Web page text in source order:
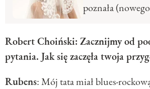
poznała
Robert Choiński: Zacznijmy od
pytania. Jak się zaczęła twoja
Rubens: Mój tata miał blues-